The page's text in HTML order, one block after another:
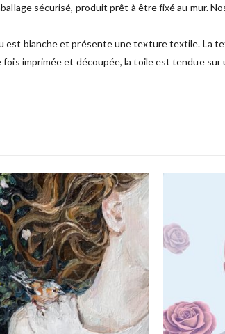
sécurisé, produit prêt à être fixé au mur.
est blanche et présente une texture textile. La
imprimée et découpée, la toile est tendue sur